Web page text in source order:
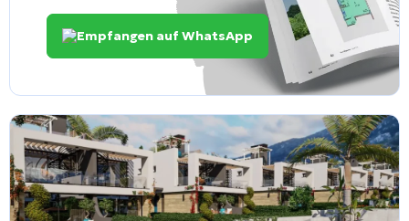
Empfangen auf WhatsApp